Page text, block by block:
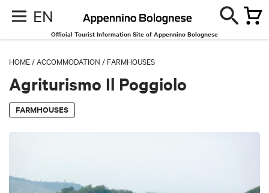
EN
Official Tourist Information Site of Appennino Bolognese
HOME /ACCOMMODATION / FARMHOUSES
Agriturismo Il Poggiolo
FARMHOUSES